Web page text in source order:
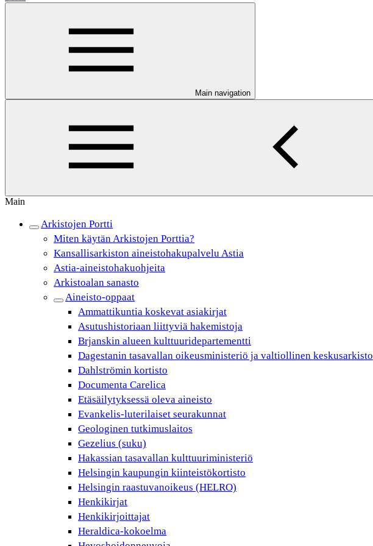
Main navigation
Main
Arkistojen Portti
Miten käytän Arkistojen Porttia?
Kansallisarkiston aineistohakupalvelu Astia
Astia-aineistohakuohjeita
Arkistoalan sanasto
Aineisto-oppaat
Ammattikuntia koskevat asiakirjat
Asutushistoriaan liittyviä hakemistoja
Brjanskin alueen kulttuuridepartementti
Dagestanin tasavallan oikeusministeriö ja valtiollinen keskusarkisto
Dahlströmin kortisto
Documenta Carelica
Etäsäilytyksessä oleva aineisto
Evankelis-luterilaiset seurakunnat
Geologinen tutkimuslaitos
Gezelius (suku)
Hakassian tasavallan kulttuuriministeriö
Helsingin kaupungin kiinteistökortisto
Helsingin raastuvanoikeus (HELRO)
Henkikirjat
Henkikirjoittajat
Heraldica-kokoelma